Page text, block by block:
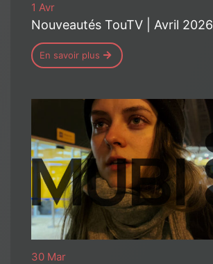
1 Avr
Nouveautés TouTV | Avril 2026
En savoir plus
30 Mar